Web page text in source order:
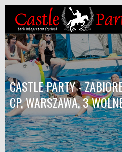
CASTLE PARTY -
CP, WARSZAWA, 3